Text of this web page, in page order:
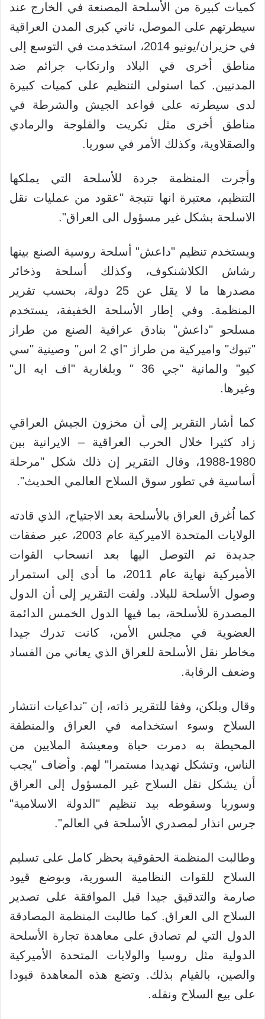
كميات كبيرة من الأسلحة المصنعة في الخارج عند
سيطرتهم على الموصل، ثاني كبرى المدن العراقية
في حزيران/يونيو 2014، استخدمت في التوسع إلى
مناطق أخرى في البلاد وارتكاب جرائم ضد
المدنيين. كما استولى التنظيم على كميات كبيرة
لدى سيطرته على قواعد الجيش والشرطة في
مناطق أخرى مثل تكريت والفلوجة والرمادي
والصقلاوية، وكذلك الأمر في سوريا.
وأجرت المنظمة جردة للأسلحة التي يملكها
التنظيم، معتبرة انها نتيجة "عقود من عمليات نقل
الاسلحة بشكل غير مسؤول الى العراق".
ويستخدم تنظيم "داعش" أسلحة روسية الصنع بينها
رشاش الكلاشنكوف، وكذلك أسلحة وذخائر
مصدرها ما لا يقل عن 25 دولة، بحسب تقرير
المنظمة. وفي إطار الأسلحة الخفيفة، يستخدم
مسلحو "داعش" بنادق عراقية الصنع من طراز
"تبوك" واميركية من طراز "اي 2 اس" وصينية "سي
كيو" والمانية "جي 36 " وبلغارية "اف ايه ال"
وغيرها.
كما أشار التقرير إلى أن مخزون الجيش العراقي
زاد كثيرا خلال الحرب العراقية – الايرانية بين
1980-1988، وقال التقرير إن ذلك شكل "مرحلة
أساسية في تطور سوق السلاح العالمي الحديث".
كما اُغرق العراق بالأسلحة بعد الاجتياح، الذي قادته
الولايات المتحدة الاميركية عام 2003، عبر صفقات
جديدة تم التوصل اليها بعد انسحاب القوات
الأميركية نهاية عام 2011، ما أدى إلى استمرار
وصول الأسلحة للبلاد. ولفت التقرير إلى أن الدول
المصدرة للأسلحة، بما فيها الدول الخمس الدائمة
العضوية في مجلس الأمن، كانت تدرك جيدا
مخاطر نقل الأسلحة للعراق الذي يعاني من الفساد
وضعف الرقابة.
وقال ويلكن، وفقا للتقرير ذاته، إن "تداعيات انتشار
السلاح وسوء استخدامه في العراق والمنطقة
المحيطة به دمرت حياة ومعيشة الملايين من
الناس، وتشكل تهديدا مستمرا" لهم. وأضاف "يجب
أن يشكل نقل السلاح غير المسؤول إلى العراق
وسوريا وسقوطه بيد تنظيم "الدولة الاسلامية"
جرس انذار لمصدري الأسلحة في العالم".
وطالبت المنظمة الحقوقية بحظر كامل على تسليم
السلاح للقوات النظامية السورية، وبوضع قيود
صارمة والتدقيق جيدا قبل الموافقة على تصدير
السلاح الى العراق. كما طالبت المنظمة المصادقة
الدول التي لم تصادق على معاهدة تجارة الأسلحة
الدولية مثل روسيا والولايات المتحدة الأميركية
والصين، بالقيام بذلك. وتضع هذه المعاهدة قيودا
على بيع السلاح ونقله.